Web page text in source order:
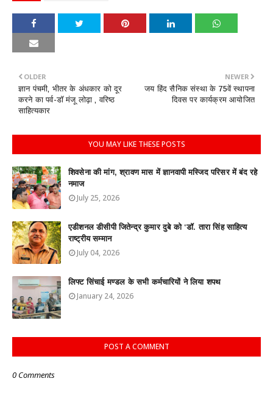
NEWER
जय हिंद सैनिक संस्था के 75वें स्थापना
दिवस पर कार्यक्रम आयोजित
OLDER
ज्ञान पंचमी, भीतर के अंधकार को दूर
करने का पर्व-डॉ मंजू लोढ़ा , वरिष्ठ
साहित्यकार
YOU MAY LIKE THESE POSTS
शिवसेना की मांग, श्रावण मास में ज्ञानवापी मस्जिद परिसर में बंद रहे
नमाज
July 25, 2026
एडीशनल डीसीपी जितेन्द्र कुमार दुबे को ‘डॉ. तारा सिंह साहित्य
राष्ट्रीय सम्मान
July 04, 2026
लिफ्ट सिंचाई मण्डल के सभी कर्मचारियों ने लिया शपथ
January 24, 2026
POST A COMMENT
0 Comments